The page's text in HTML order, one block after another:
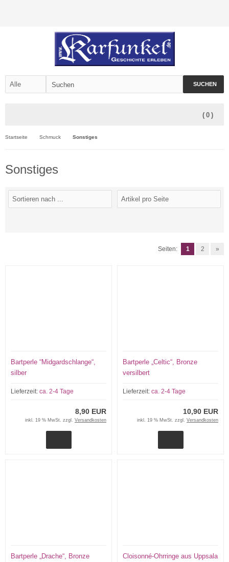
SUCHEN
( 0 )
Startseite Schmuck Sonstiges
Sonstiges
Seiten: 1 2 »
Bartperle “Midgardschlange“,
silber
Lieferzeit: ca. 2-4 Tage
8,90 EUR
inkl. 19 % MwSt. zzgl. Versandkosten
Bartperle „Celtic“, Bronze
versilbert
Lieferzeit: ca. 2-4 Tage
10,90 EUR
inkl. 19 % MwSt. zzgl. Versandkosten
Bartperle „Drache“, Bronze
Cloisonné-Ohrringe aus Uppsala